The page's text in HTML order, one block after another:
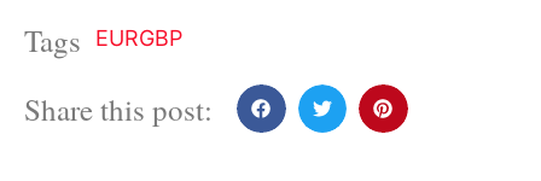
Tags EURGBP
Share this post: